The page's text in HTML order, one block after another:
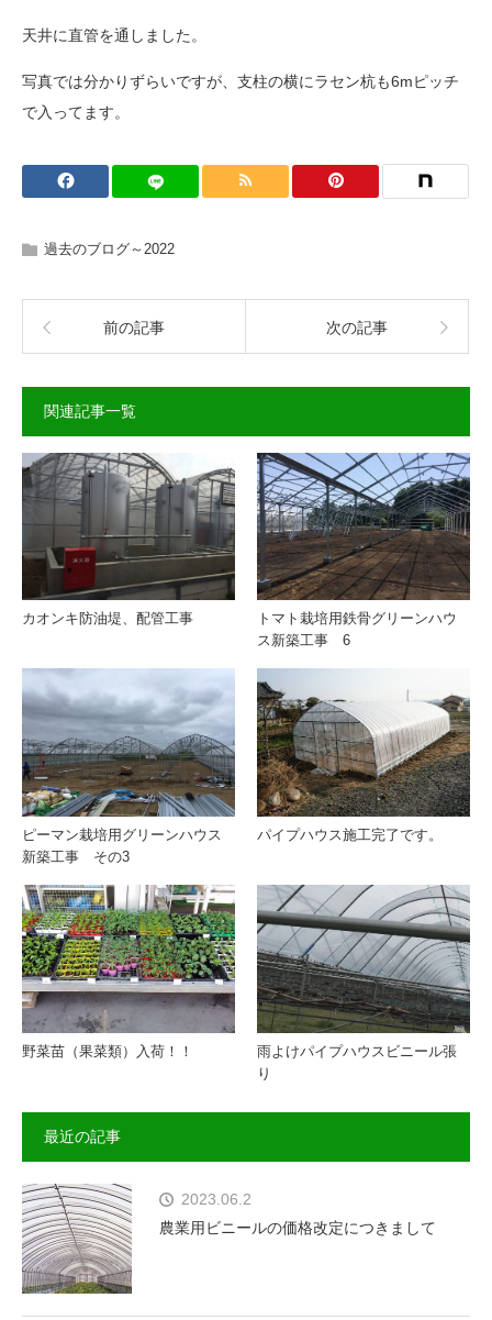
天井に直管を通しました。
写真では分かりずらいですが、支柱の横にラセン杭も6mピッチ
で入ってます。
過去のブログ～2022
前の記事 次の記事
関連記事一覧
カオンキ防油堤、配管工事
トマト栽培用鉄骨グリーンハウ
ス新築工事 6
ピーマン栽培用グリーンハウス
新築工事 その3
パイプハウス施工完了です。
野菜苗（果菜類）入荷！！
雨よけパイプハウスビニール張
り
最近の記事
2023.06.2
農業用ビニールの価格改定につきまして